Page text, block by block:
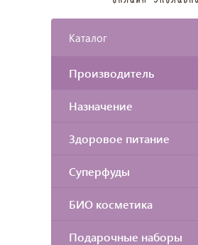
Каталог
Производитель
Назначение
Здоровое питание
Суперфуды
БИО косметика
Подарочные наборы